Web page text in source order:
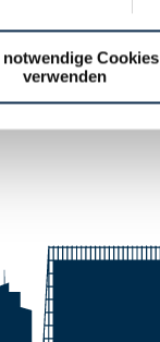
notwendige Cookies
verwenden